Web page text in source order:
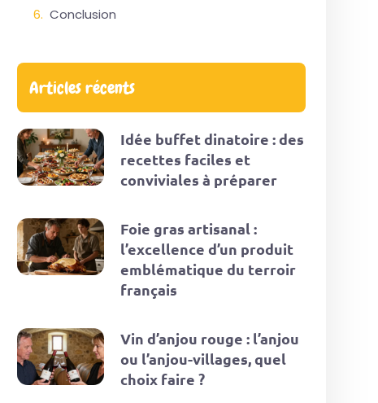
Conclusion
Articles récents
Idée buffet dinatoire : des
recettes faciles et
conviviales à préparer
Foie gras artisanal :
l’excellence d’un produit
emblématique du terroir
français
Vin d’anjou rouge : l’anjou
ou l’anjou-villages, quel
choix faire ?